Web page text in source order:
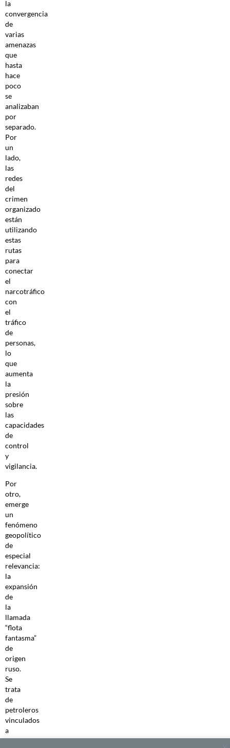
la
convergencia
de
varias
amenazas
que
hasta
hace
poco
se
analizaban
por
separado.
Por
un
lado,
las
redes
del
crimen
organizado
están
utilizando
estas
rutas
para
conectar
el
narcotráfico
con
el
tráfico
de
personas,
lo
que
aumenta
la
presión
sobre
las
capacidades
de
control
y
vigilancia.
Por
otro,
emerge
un
fenómeno
geopolítico
de
especial
relevancia:
la
expansión
de
la
llamada
“flota
fantasma”
de
origen
ruso.
Se
trata
de
petroleros
vinculados
a
la